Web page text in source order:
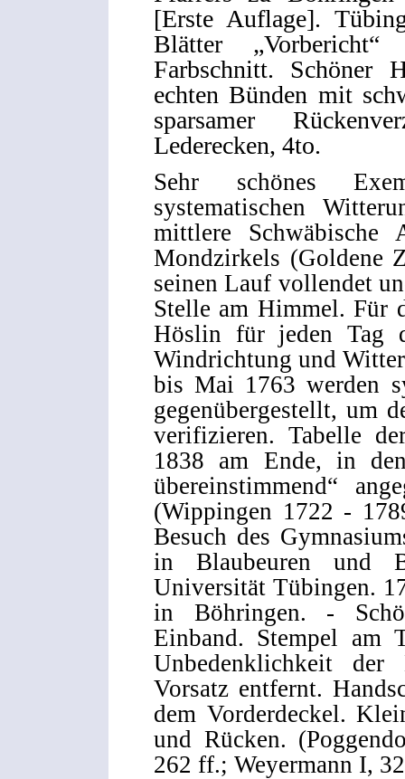
[Erste Auflage].
Blätter
Farbschnitt. Schöner
echten Bünden mit
sparsamer
Lederecken, 4to.
Sehr schönes
systematischen
mittlere
Mondzirkels (Goldene
seinen Lauf vollendet
Stelle am Himmel. Für
Höslin für jeden Tag
Windrichtung und
bis Mai 1763 werden
gegenübergestellt, um
verifizieren. Tabelle
1838 am Ende, in
übereinstimmend“
(Wippingen 1722 -
Besuch des
in Blaubeuren und
Universität Tübingen.
in Böhringen. -
Einband. Stempel am
Unbedenklichkeit der
Vorsatz entfernt.
dem Vorderdeckel.
und Rücken.
262 ff.; Weyermann I,